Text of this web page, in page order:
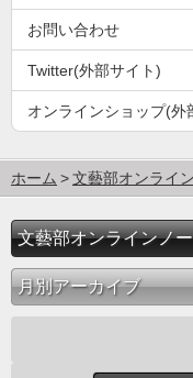
お問い合わせ
Twitter(外部サイト)
オンラインショップ(外
ホーム 文藝部オンライ
文藝部オンラインノ
月別アーカイブ